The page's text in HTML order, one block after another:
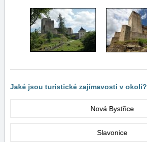
Jaké jsou turistické zajímavosti v okolí?
Nová Bystřice
Slavonice